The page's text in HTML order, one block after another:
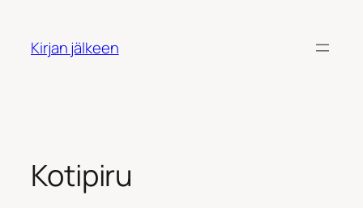
Kirjan jälkeen
Kotipiru